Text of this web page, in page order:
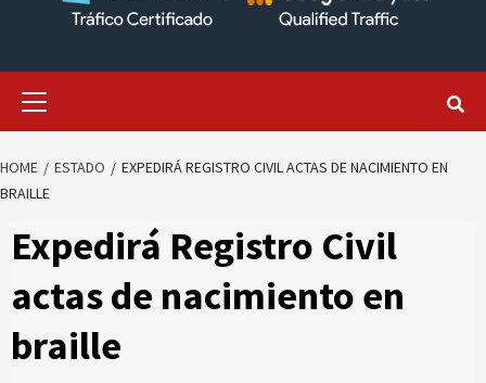
HOME ESTADO
EXPEDIRÁ REGISTRO CIVIL ACTAS DE NACIMIENTO EN
BRAILLE
Expedirá Registro Civil
actas de nacimiento en
braille